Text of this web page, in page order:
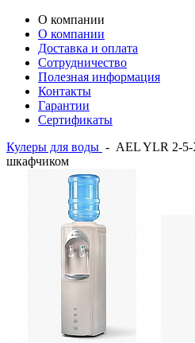
О компании
О компании
Доставка и оплата
Сотрудничество
Полезная информация
Контакты
Гарантии
Сертификаты
Кулеры для воды - AEL YLR 2-
шкафчиком